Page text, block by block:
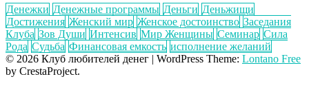
Денежки Денежные программы Деньги Деньжищи
Достижения Женский мир Женское достоинство Заседания
Клуба Зов Души Интенсив Мир Женщины Семинар Сила
Рода Судьба Финансовая емкость исполнение желаний
© 2026 Клуб любителей денег | WordPress Theme: Lontano Free
by CrestaProject.